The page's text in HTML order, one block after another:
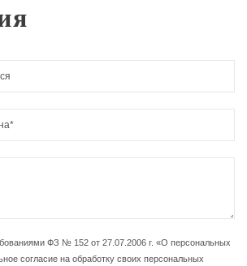
ФЗ № 152 от 27.07.2006 г. «О персональных
согласие на обработку своих персональных